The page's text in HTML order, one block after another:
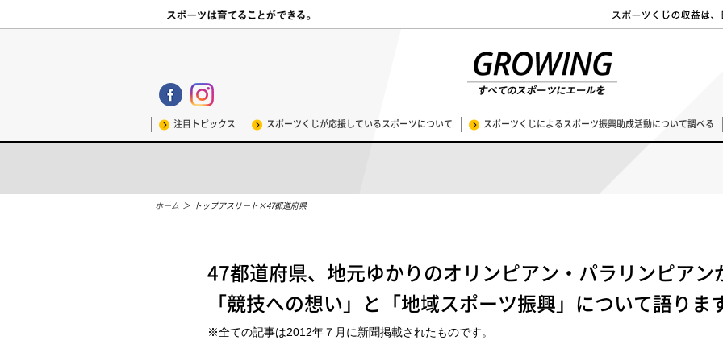
注目トピックス スポーツくじが応援しているスポーツについて スポーツくじによるスポーツ振興助成活動について調べる
ホーム ＞ トップアスリート×47都道府県
47都道府県、地元ゆかりのオリンピアン・パラリンピアン
「競技への想い」と「地域スポーツ振興」について語りま
※全ての記事は2012年７月に新聞掲載されたものです。